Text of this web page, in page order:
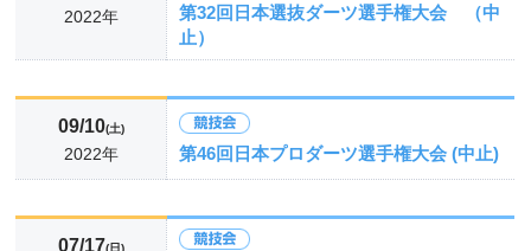
2022年
第32回日本選抜ダーツ選手権大会 （中
止）
09/10(土)
2022年 第46回日本プロダーツ選手権大会 (中止)
07/17(日)